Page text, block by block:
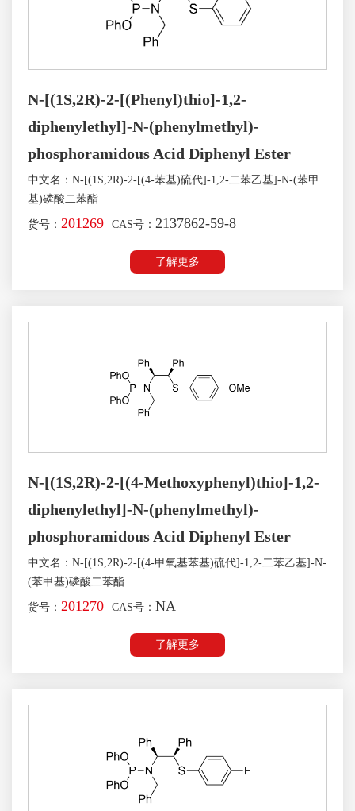
N-[(1S,2R)-2-[(Phenyl)thio]-1,2-
diphenylethyl]-N-(phenylmethyl)-
phosphoramidous Acid Diphenyl Ester
中文名：N-[(1S,2R)-2-[(4-苯基)硫代]-1,2-二苯乙基]-N-(苯甲
基)磷酸二苯酯
货号： 201269 CAS号： 2137862-59-8
了解更多
N-[(1S,2R)-2-[(4-Methoxyphenyl)thio]-1,2-
diphenylethyl]-N-(phenylmethyl)-
phosphoramidous Acid Diphenyl Ester
中文名：N-[(1S,2R)-2-[(4-甲氧基苯基)硫代]-1,2-二苯乙基]-N-
(苯甲基)磷酸二苯酯
货号： 201270 CAS号： NA
了解更多